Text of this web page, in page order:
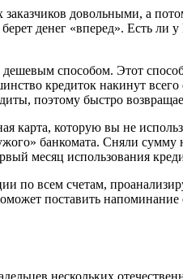
довольными, а
денег «вперед». Есть
дешевым способом. Этот
кредиток накинут
поэтому быстро
карта, которую вы не
банкомата. Сняли
месяц использования
по всем счетам,
поставить